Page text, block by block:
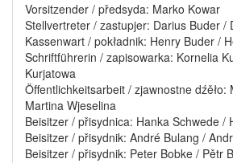
Vorsitzender / předsyda: Marko Kowar
Stellvertreter / zastupjer: Darius Buder /
Kassenwart / pokładnik: Henry Buder /
Schriftführerin / zapisowarka: Kornelia
Kurjatowa
Öffentlichkeitsarbeit / zjawnostne dźěło:
Martina Wjeselina
Beisitzer / přisydnica: Hanka Schwede /
Beisitzer / přisydnik: André Bulang /
Beisitzer / přisydnik: Peter Bobke / Pětr